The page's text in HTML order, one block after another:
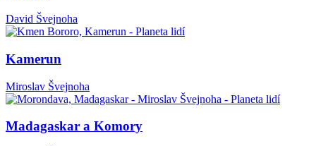
David Švejnoha
Kamerun
Miroslav Švejnoha
Madagaskar a Komory